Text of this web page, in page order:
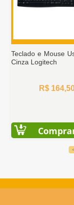
Teclado e Mouse
Cinza Logitech
R$